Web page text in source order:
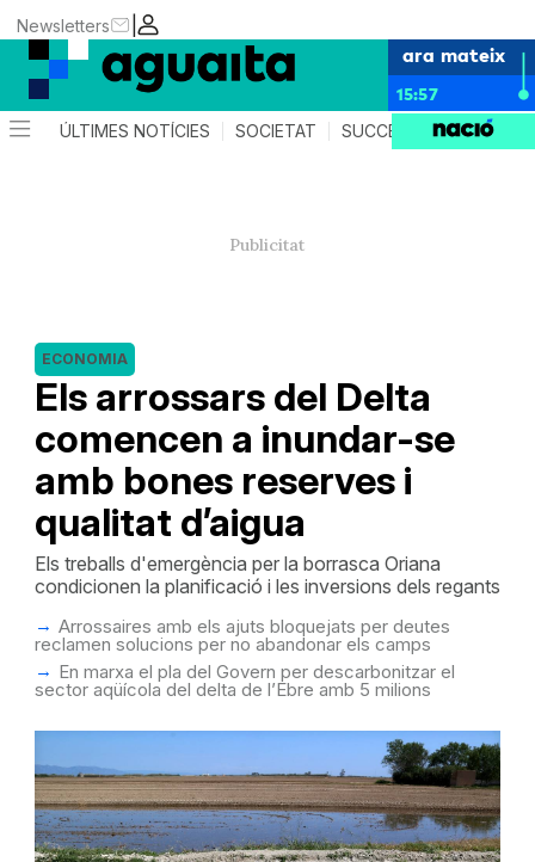
|
Newsletters
ara mateix
15:57
ÚLTIMES NOTÍCIES SOCIETAT SUCCESSOS AGENDA
Els arrossars del Delta
comencen a inundar-se
amb bones reserves i
qualitat d’aigua
ECONOMIA
Els treballs d'emergència per la borrasca Oriana
condicionen la planificació i les inversions dels regants
Arrossaires amb els ajuts bloquejats per deutes
reclamen solucions per no abandonar els camps
En marxa el pla del Govern per descarbonitzar el
sector aqüícola del delta de l’Ebre amb 5 milions